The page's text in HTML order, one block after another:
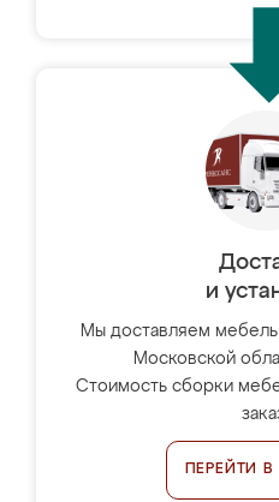
и
Мы доставляем
Московской
Стоимость сборки
ПЕРЕЙТИ В